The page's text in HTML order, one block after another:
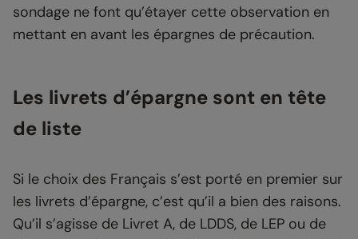
sondage ne font qu’étayer cette observation en
mettant en avant les épargnes de précaution.
Les livrets d’épargne sont en tête
de liste
Si le choix des Français s’est porté en premier sur
les livrets d’épargne, c’est qu’il a bien des raisons.
Qu’il s’agisse de Livret A, de LDDS, de LEP ou de